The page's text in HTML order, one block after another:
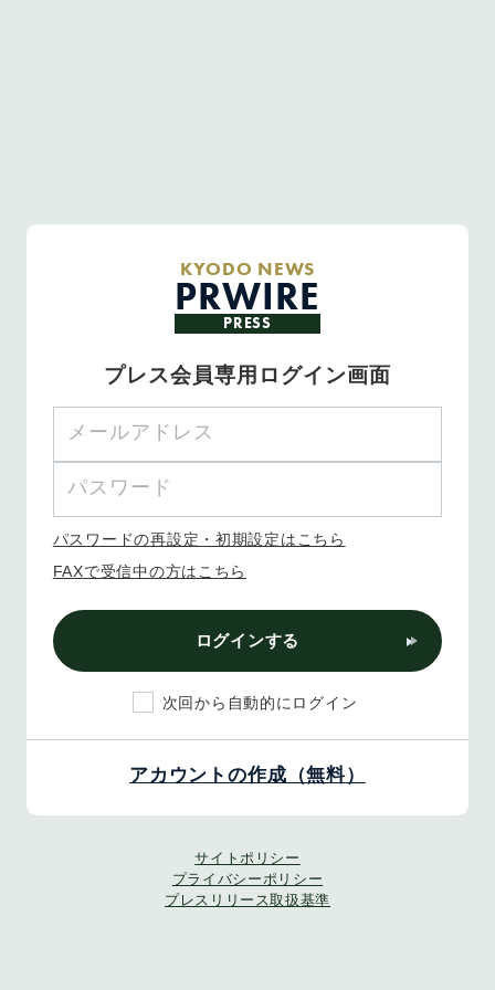
KYODO NEWS
PRWIRE
PRESS
プレス会員専用ログイン画面
パスワードの再設定・初期設定はこちら
FAXで受信中の方はこちら
ログインする
次回から自動的にログイン
アカウントの作成（無料）
サイトポリシー
プライバシーポリシー
プレスリリース取扱基準